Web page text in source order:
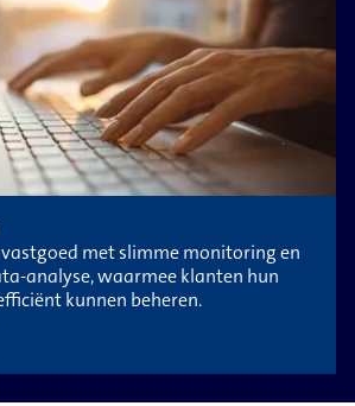
met slimme monitoring en
analyse, waarmee klanten hun
kunnen beheren.